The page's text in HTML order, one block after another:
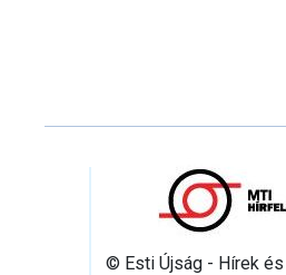
© Esti Újság - Hírek és